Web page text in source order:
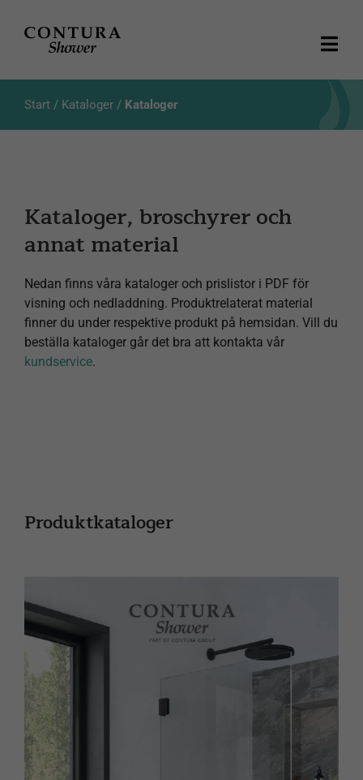
innehållet
Om oss
Kundservice
Produktsökning
Start/ Kataloger/ Kataloger
Kataloger, broschyrer och
annat material
Nedan finns våra kataloger och prislistor i PDF för
visning och nedladdning. Produktrelaterat material
finner du under respektive produkt på hemsidan. Vill du
beställa kataloger går det bra att kontakta vår
kundservice.
Produktkataloger